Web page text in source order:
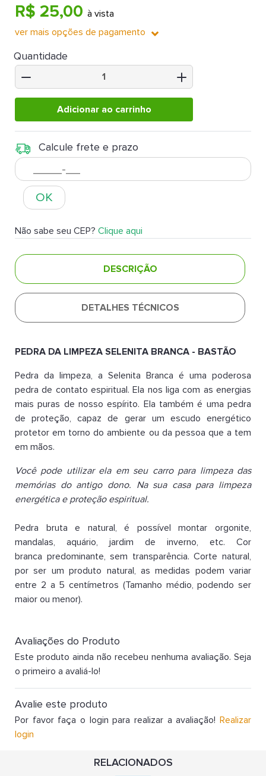
R$ 25,00 à vista
ver mais opções de pagamento
Quantidade
Adicionar ao carrinho
Calcule frete e prazo
OK
Não sabe seu CEP? Clique aqui
DESCRIÇÃO
DETALHES TÉCNICOS
PEDRA DA LIMPEZA SELENITA BRANCA - BASTÃO
Pedra da limpeza, a Selenita Branca é uma poderosa
pedra de contato espiritual. Ela nos liga com as energias
mais puras de nosso espírito. Ela também é uma pedra
de proteção, capaz de gerar um escudo energético
protetor em torno do ambiente ou da pessoa que a tem
em mãos.
Você pode utilizar ela em seu carro para limpeza das
memórias do antigo dono. Na sua casa para limpeza
energética e proteção espiritual.
Pedra bruta e natural, é possível montar orgonite,
mandalas, aquário, jardim de inverno, etc. Cor
branca predominante, sem transparência. Corte natural,
por ser um produto natural, as medidas podem variar
entre 2 a 5 centímetros (Tamanho médio, podendo ser
maior ou menor).
Avaliações do Produto
Este produto ainda não recebeu nenhuma avaliação. Seja
o primeiro a avaliá-lo!
Avalie este produto
Por favor faça o login para realizar a avaliação! Realizar
login
RELACIONADOS